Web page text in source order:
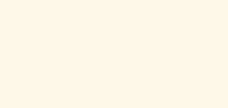
af vores hjemmeside for at forbedre vores